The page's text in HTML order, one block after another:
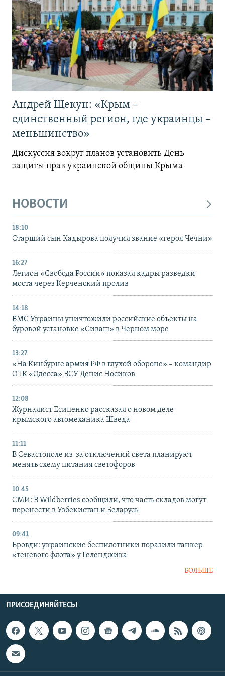
Андрей Щекун: «Крым –
единственный регион, где украинцы –
меньшинство»
Дискуссия вокруг планов установить День
защиты прав украинской общины Крыма
НОВОСТИ
18:10
Старший сын Кадырова получил звание «героя Чечни»
16:27
Легион «Свобода России» показал кадры разведки
моста через Керченский пролив
14:18
ВМС Украины уничтожили российские объекты на
буровой установке «Сиваш» в Черном море
13:27
«На Кинбурне армия РФ в глухой обороне» – командир
ОТК «Одесса» ВСУ Денис Носиков
12:08
Журналист Есипенко рассказал о новом деле
крымского автомеханика Шведа
11:11
В Севастополе из-за отключений света планируют
менять схему питания светофоров
10:45
СМИ: В Wildberries сообщили, что часть складов могут
перенести в Узбекистан и Беларусь
09:41
Бровди: украинские беспилотники поразили танкер
«теневого флота» у Геленджика
БОЛЬШЕ
ПРИСОЕДИНЯЙТЕСЬ!